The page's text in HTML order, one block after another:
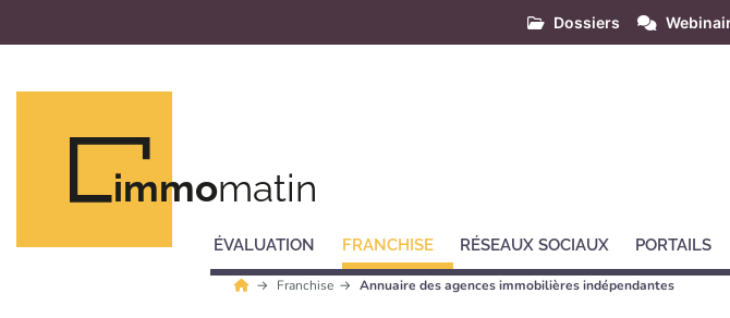
Dossiers
immomatin
ÉVALUATION FRANCHISE RÉSEAUX SOCIAUX PORTAILS
Franchise Annuaire des agences immobilières indépendantes